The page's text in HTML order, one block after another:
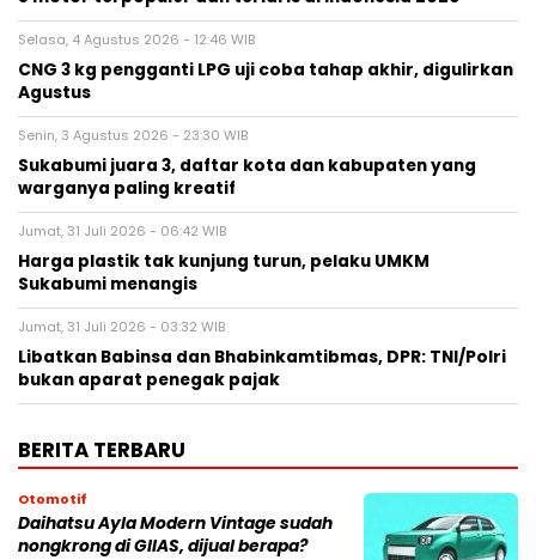
Selasa, 4 Agustus 2026 - 12:46 WIB
CNG 3 kg pengganti LPG uji coba tahap akhir, digulirkan
Agustus
Senin, 3 Agustus 2026 - 23:30 WIB
Sukabumi juara 3, daftar kota dan kabupaten yang
warganya paling kreatif
Jumat, 31 Juli 2026 - 06:42 WIB
Harga plastik tak kunjung turun, pelaku UMKM
Sukabumi menangis
Jumat, 31 Juli 2026 - 03:32 WIB
Libatkan Babinsa dan Bhabinkamtibmas, DPR: TNI/Polri
bukan aparat penegak pajak
BERITA TERBARU
Otomotif
Daihatsu Ayla Modern Vintage sudah
nongkrong di GIIAS, dijual berapa?